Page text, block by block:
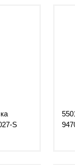
S